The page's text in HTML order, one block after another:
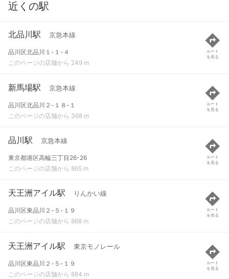
近くの駅
北品川駅 京急本線
品川区北品川１-１-４
このページの店舗から 249 m
ルート
を見る
新馬場駅 京急本線
品川区北品川２-１８-１
このページの店舗から 368 m
ルート
を見る
品川駅 京急本線
東京都港区高輪三丁目26-26
このページの店舗から 865 m
ルート
を見る
天王洲アイル駅 りんかい線
品川区東品川２-５-１９
このページの店舗から 868 m
ルート
を見る
天王洲アイル駅 東京モノレール
品川区東品川２-５-１９
このページの店舗から 884 m
ルート
を見る